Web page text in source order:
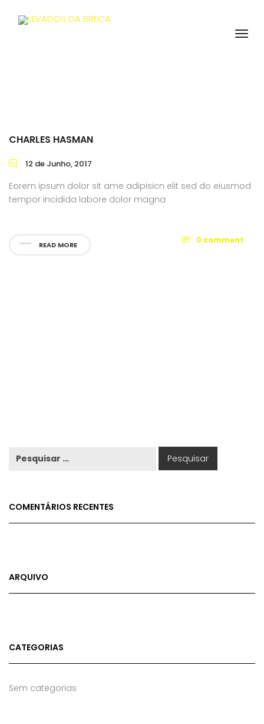
CHARLES HASMAN
12 de Junho, 2017
Eorem ipsum dolor sit ame adipisicn elit sed do eiusmod
tempor incidida labore dolor magna
READ MORE 0 comment
COMENTÁRIOS RECENTES
ARQUIVO
CATEGORIAS
Sem categorias